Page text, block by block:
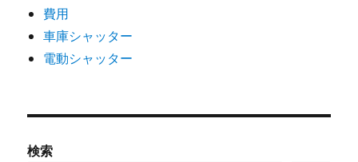
費用
車庫シャッター
電動シャッター
検索